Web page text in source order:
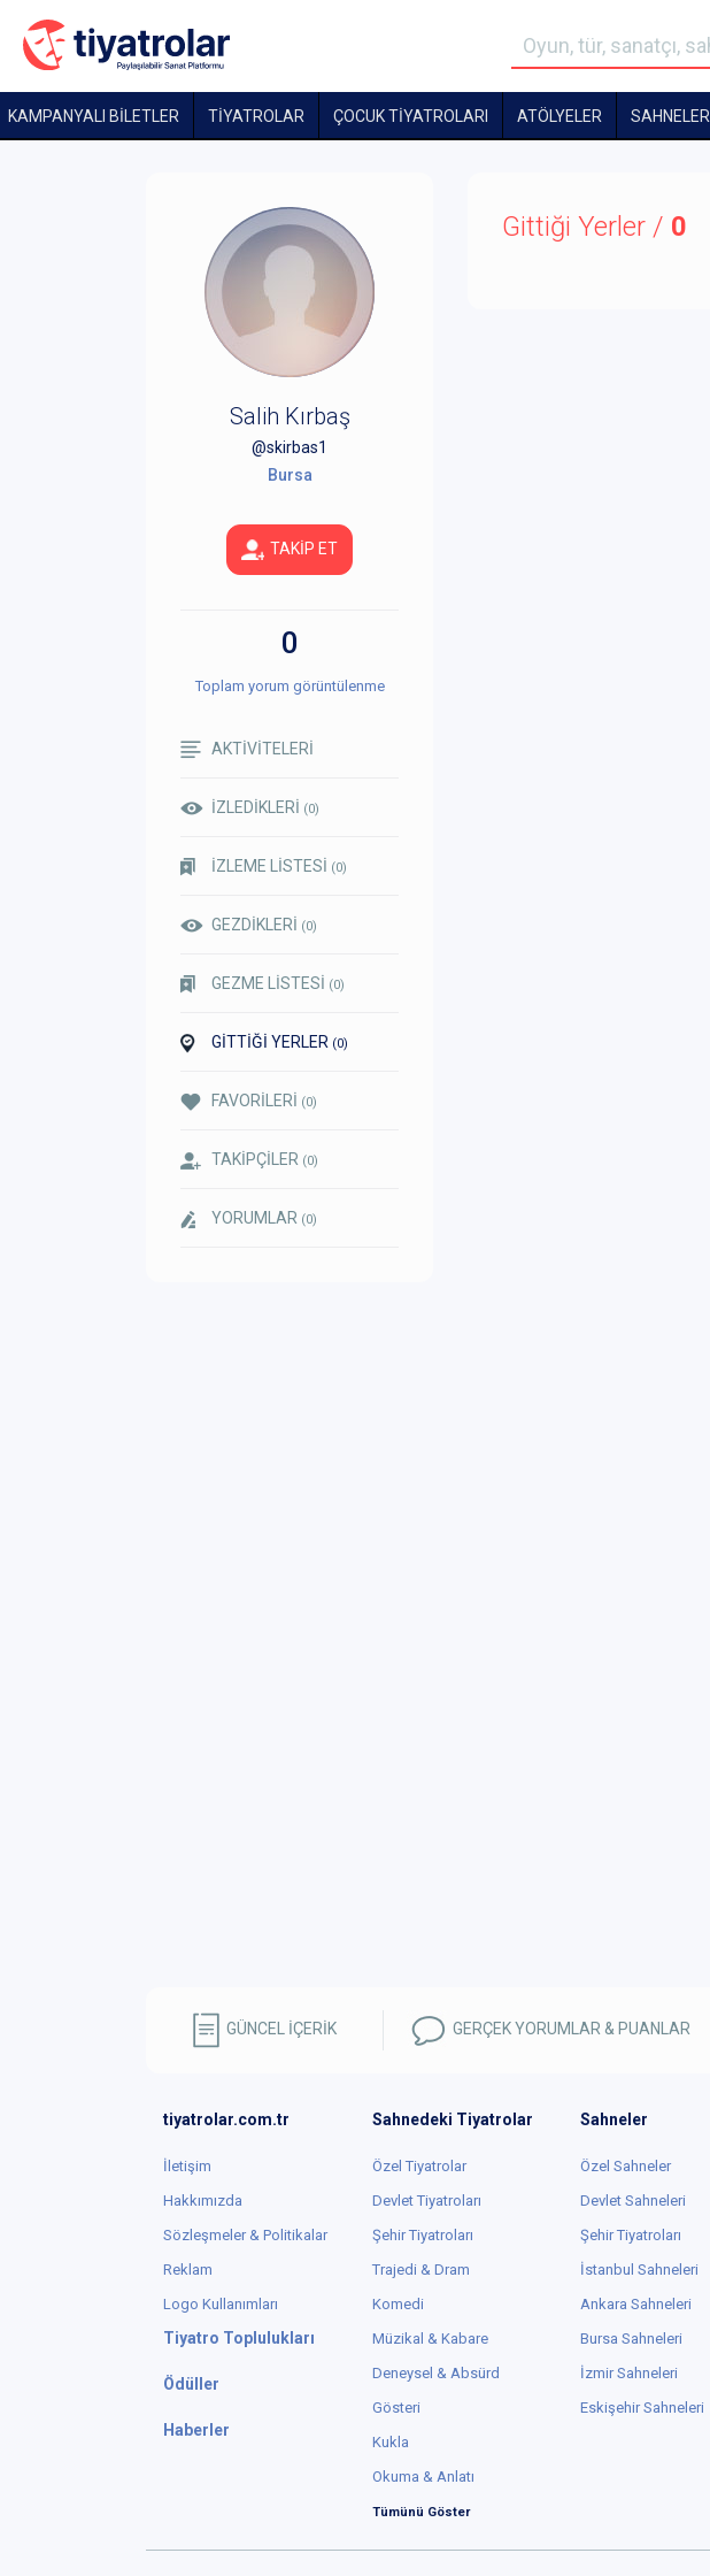
KAMPANYALI BİLETLER TİYATROLAR ÇOCUK TIYATROLARI ATÖLYELER SAHNELER
Salih Kırbaş
@skirbas1
Bursa
TAKİP ET
0
Toplam yorum görüntülenme
AKTİVİTELERİ
İZLEDİKLERİ (0)
İZLEME LİSTESİ (0)
GEZDİKLERİ (0)
GEZME LİSTESİ (0)
GİTTİĞİ YERLER (0)
FAVORİLERİ (0)
TAKİPÇİLER (0)
YORUMLAR (0)
Gittiği Yerler / 0
GÜNCEL İÇERİK GERÇEK YORUMLAR & PUANLAR
tiyatrolar.com.tr
İletişim
Hakkımızda
Sözleşmeler & Politikalar
Reklam
Logo Kullanımları
Tiyatro Toplulukları
Ödüller
Haberler
Sahnedeki Tiyatrolar
Özel Tiyatrolar
Devlet Tiyatroları
Şehir Tiyatroları
Trajedi & Dram
Komedi
Müzikal & Kabare
Deneysel & Absürd
Gösteri
Kukla
Okuma & Anlatı
Tümünü Göster
Sahneler
Özel Sahneler
Devlet Sahneleri
Şehir Tiyatroları
İstanbul Sahneleri
Ankara Sahneleri
Bursa Sahneleri
İzmir Sahneleri
Eskişehir Sahneleri